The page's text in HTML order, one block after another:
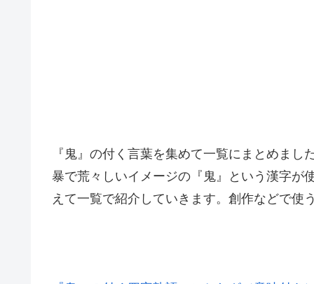
『鬼』の付く言葉を集めて一覧にまとめま
暴で荒々しいイメージの『鬼』という漢字
えて一覧で紹介していきます。創作などで使